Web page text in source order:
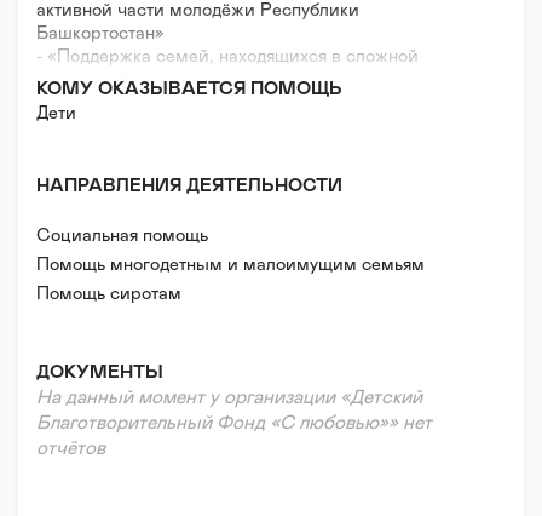
активной части молодёжи Республики
Башкортостан»
- «Поддержка семей, находящихся в сложной
жизненной ситуации»
- «Профилактика социального сиротства»
КОМУ ОКАЗЫВАЕТСЯ ПОМОЩЬ
Дети
НАПРАВЛЕНИЯ ДЕЯТЕЛЬНОСТИ
Социальная помощь
Помощь многодетным и малоимущим семьям
Помощь сиротам
Волонтерская помощь
Психологическая помощь
Правовая поддержка
ДОКУМЕНТЫ
На данный момент у организации «Детский
Благотворительный Фонд «С любовью»» нет
отчётов